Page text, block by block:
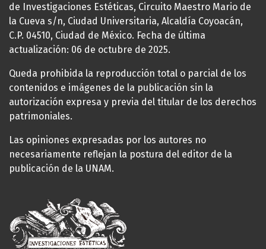
de Investigaciones Estéticas, Circuito Maestro Mario de
la Cueva s/n, Ciudad Universitaria, Alcaldía Coyoacán,
C.P. 04510, Ciudad de México. Fecha de última
actualización: 06 de octubre de 2025.
Queda prohibida la reproducción total o parcial de los
contenidos e imágenes de la publicación sin la
autorización expresa y previa del titular de los derechos
patrimoniales.
Las opiniones expresadas por los autores no
necesariamente reflejan la postura del editor de la
publicación de la UNAM.